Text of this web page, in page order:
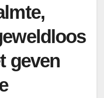
geven